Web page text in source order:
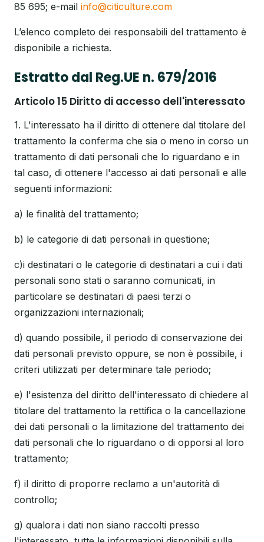
85 695; e-mail info@citiculture.com
L’elenco completo dei responsabili del trattamento è
disponibile a richiesta.
Estratto dal Reg.UE n. 679/2016
Articolo 15 Diritto di accesso dell'interessato
1. L'interessato ha il diritto di ottenere dal titolare del
trattamento la conferma che sia o meno in corso un
trattamento di dati personali che lo riguardano e in
tal caso, di ottenere l'accesso ai dati personali e alle
seguenti informazioni:
a) le finalità del trattamento;
b) le categorie di dati personali in questione;
c)i destinatari o le categorie di destinatari a cui i dati
personali sono stati o saranno comunicati, in
particolare se destinatari di paesi terzi o
organizzazioni internazionali;
d) quando possibile, il periodo di conservazione dei
dati personali previsto oppure, se non è possibile, i
criteri utilizzati per determinare tale periodo;
e) l'esistenza del diritto dell'interessato di chiedere al
titolare del trattamento la rettifica o la cancellazione
dei dati personali o la limitazione del trattamento dei
dati personali che lo riguardano o di opporsi al loro
trattamento;
f) il diritto di proporre reclamo a un'autorità di
controllo;
g) qualora i dati non siano raccolti presso